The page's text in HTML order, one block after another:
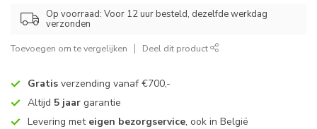
Op voorraad: Voor 12 uur besteld, dezelfde werkdag
verzonden
Toevoegen om te vergelijken Deel dit product
Gratis verzending vanaf €700,-
Altijd 5 jaar garantie
Levering met eigen bezorgservice, ook in België